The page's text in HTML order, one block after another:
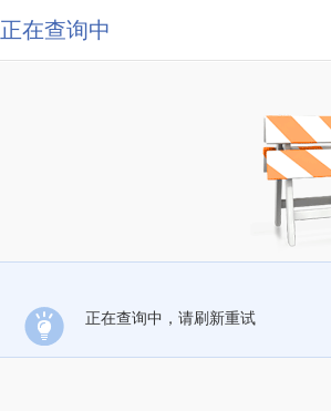
正在查询中
正在查询中，请刷新重试